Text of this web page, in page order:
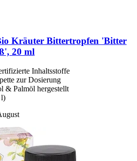
Kräuter Bittertropfen 'Bitter
20 ml
Inhaltsstoffe
zur Dosierung
& Palmöl hergestellt
l)